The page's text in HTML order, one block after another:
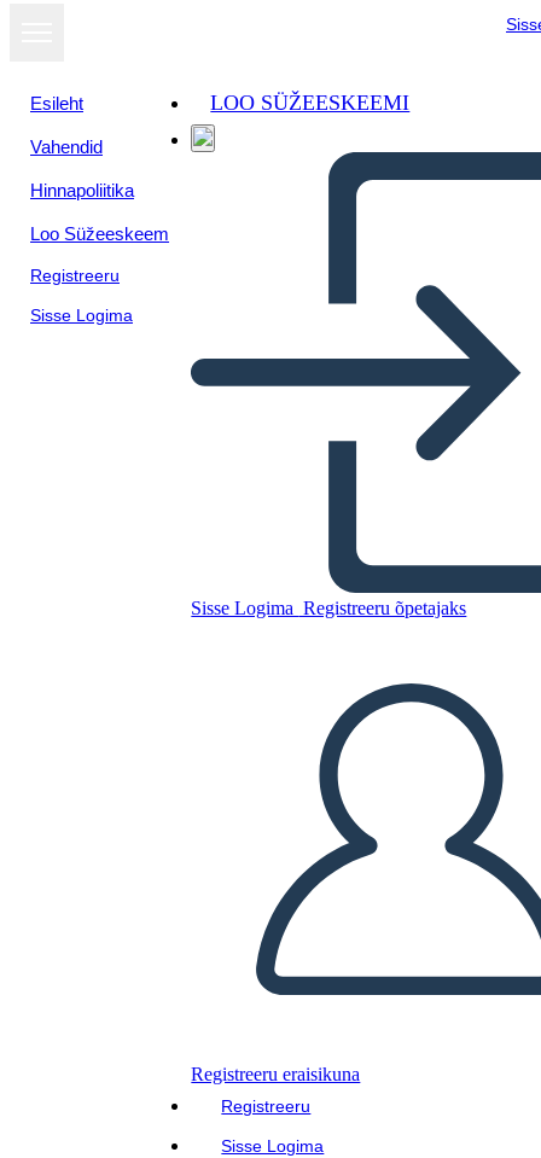
Esileht
Vahendid
Hinnapoliitika
Loo Süžeeskeem
Registreeru
Sisse Logima
LOO SÜŽEESKEEMI
Sisse Logima Registreeru õpetajaks
Registreeru eraisikuna
Registreeru
Sisse Logima
הטריטוריאלית 1803-1959
LUUA STORYBOARD
ESITA SLAIDIESITLUST
LOE MULLE